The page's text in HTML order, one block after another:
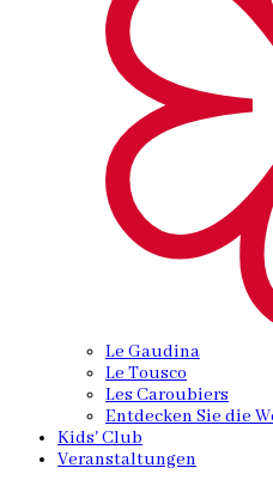
Le Gaudina
Le Tousco
Les Caroubiers
Entdecken Sie die
Kids' Club
Veranstaltungen